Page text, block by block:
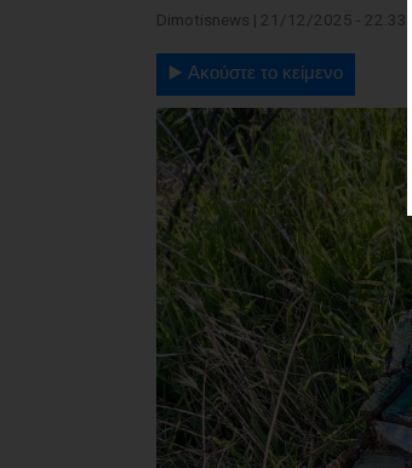
Dimotisnews | 21/12/2025 - 22:33
▶️ Ακούστε το κείμενο